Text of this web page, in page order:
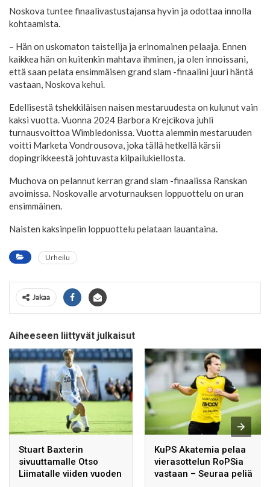
Noskova tuntee finaalivastustajansa hyvin ja odottaa innolla
kohtaamista.
– Hän on uskomaton taistelija ja erinomainen pelaaja. Ennen
kaikkea hän on kuitenkin mahtava ihminen, ja olen innoissani,
että saan pelata ensimmäisen grand slam -finaalini juuri häntä
vastaan, Noskova kehui.
Edellisestä tshekkiläisen naisen mestaruudesta on kulunut vain
kaksi vuotta. Vuonna 2024 Barbora Krejcikova juhli
turnausvoittoa Wimbledonissa. Vuotta aiemmin mestaruuden
voitti Marketa Vondrousova, joka tällä hetkellä kärsii
dopingrikkeestä johtuvasta kilpailukiellosta.
Muchova on pelannut kerran grand slam -finaalissa Ranskan
avoimissa. Noskovalle arvoturnauksen loppuottelu on uran
ensimmäinen.
Naisten kaksinpelin loppuottelu pelataan lauantaina.
Urheilu
Jakaa
Aiheeseen liittyvät julkaisut
Stuart Baxterin
sivuuttamalle Otso
Liimatalle viiden vuoden
KuPS Akatemia pelaa
vierasottelun RoPSia
vastaan – Seuraa peliä